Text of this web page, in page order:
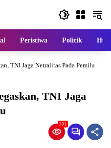
Peristiwa Politik
TNI Jaga Netralitas Pada Pemilu
TNI Jaga
301